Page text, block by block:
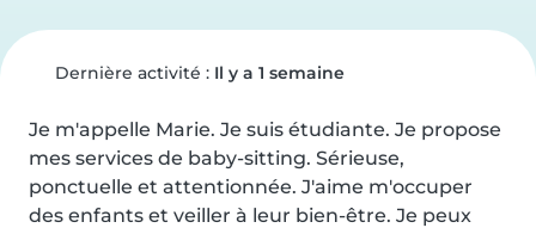
Dernière activité : Il y a 1 semaine
Je m'appelle Marie. Je suis étudiante. Je propose
mes services de baby-sitting. Sérieuse,
ponctuelle et attentionnée. J'aime m'occuper
des enfants et veiller à leur bien-être. Je peux